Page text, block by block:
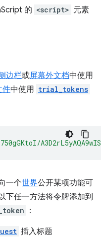
的 <script> 元素
边栏或屏幕外文档中使用
件中使用 trial_tokens
一个世界公开某项功能可
下任一方法将令牌添加到
：
插入标题